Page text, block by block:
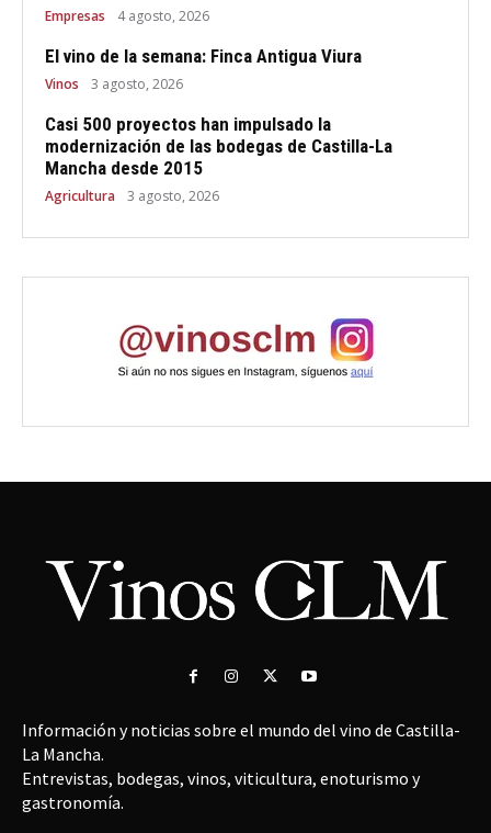
Empresas 4 agosto, 2026
El vino de la semana: Finca Antigua Viura
Vinos 3 agosto, 2026
Casi 500 proyectos han impulsado la
modernización de las bodegas de Castilla-La
Mancha desde 2015
Agricultura 3 agosto, 2026
Información y noticias sobre el mundo del vino de Castilla-
La Mancha.
Entrevistas, bodegas, vinos, viticultura, enoturismo y
gastronomía.